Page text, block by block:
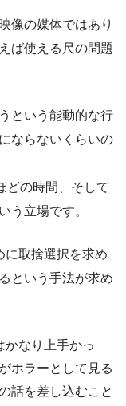
像の媒体ではあり
ば使える尺の問題
という能動的な行
ならないくらいの
の時間、そして
う立場です。
取捨選択を求め
という手法が求め
なり上手かっ
ホラーとして見る
話を差し込むこと